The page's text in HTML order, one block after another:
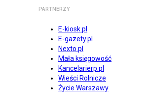
PARTNERZY
E-kiosk.pl
E-gazety.pl
Nexto.pl
Mała księgowość
Kancelarierp.pl
Wieści Rolnicze
Życie Warszawy